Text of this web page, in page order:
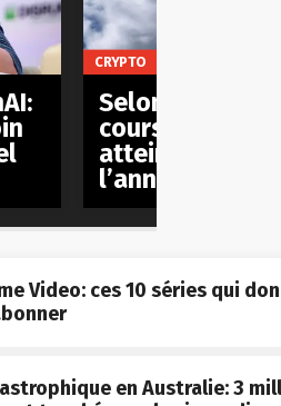
Video: ces 10 séries qui
en Australie: 3
CRYPTO
Selon
cours du
atteindre les
l’année